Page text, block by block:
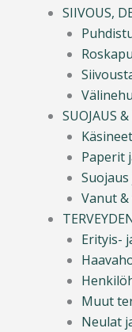
SIIVOUS,
SUOJAUS
Käsineet
Paperit
Vanut
Erityis-
Muut
Neulat